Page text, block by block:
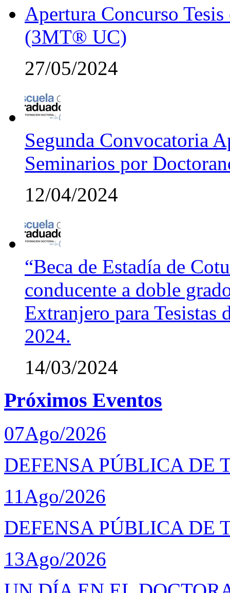
Apertura Concurso
(3MT® UC)
27/05/2024
Segunda Convocatoria
Seminarios por
12/04/2024
“Beca de Estadía de
conducente a doble
Extranjero para Tesistas
2024.
14/03/2024
Próximos Eventos
07Ago/2026
DEFENSA PÚBLICA DE
11Ago/2026
DEFENSA PÚBLICA DE
13Ago/2026